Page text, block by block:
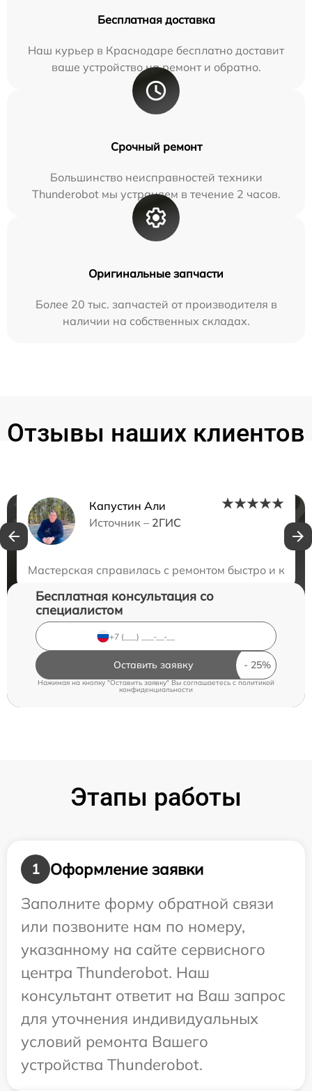
Бесплатная доставка
Наш курьер в Краснодаре бесплатно доставит
ваше устройство на ремонт и обратно.
Срочный ремонт
Большинство неисправностей техники
Thunderobot мы устраняем в течение 2 часов.
Оригинальные запчасти
Более 20 тыс. запчастей от производителя в
наличии на собственных складах.
Отзывы наших клиентов
Капустин Али
Источник – 2ГИС
Мастерская справилась с ремонтом быстро и
Нужна консультация?
Бесплатная консультация со
специалистом
Оставить заявку
Нажимая на кнопку "Оставить заявку" Вы соглашаетесь cполитикой
конфиденциальности
Этапы работы
1
Оформление заявки
Заполните форму обратной связи
или позвоните нам по номеру,
указанному на сайте сервисного
центра Thunderobot. Наш
консультант ответит на Ваш запрос
для уточнения индивидуальных
условий ремонта Вашего
устройства Thunderobot.